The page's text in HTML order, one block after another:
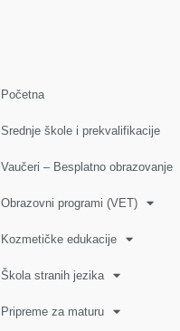
Početna
Srednje škole i prekvalifikacije
Vaučeri – Besplatno obrazovanje
Obrazovni programi (VET)
Kozmetičke edukacije
Škola stranih jezika
Pripreme za maturu